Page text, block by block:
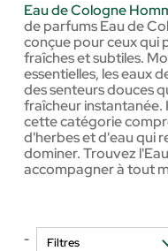
Eau de Cologne
de parfums Eau de
conçue pour ceux qui
fraîches et subtiles.
essentielles, les eaux
des senteurs douces
fraîcheur instantanée.
cette catégorie
d'herbes et d'eau qui
dominer. Trouvez
accompagner à tout
- Filtres